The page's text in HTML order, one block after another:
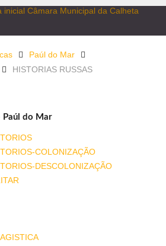
Paúl do Mar
HISTORIAS RUSSAS
Paúl do Mar
COLONIZAÇÃO
DESCOLONIZAÇÃO